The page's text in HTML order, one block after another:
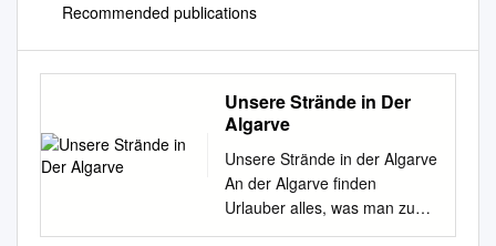
Recommended publications
Unsere Strände in Der
Algarve
Unsere Strände in der Algarve
An der Algarve finden
Urlauber alles, was man zu
einem besonderen